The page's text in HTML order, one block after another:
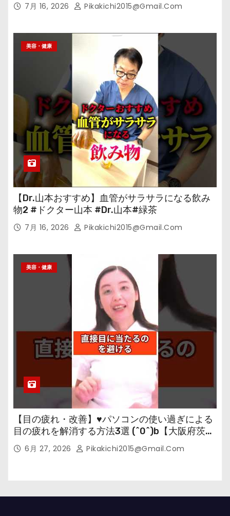
7月 16, 2026 Pikakichi2015@gmail.com
美容・健康
【Dr.山本おすすめ】血管がサラサラになる飲み
物2 #ドクター山本 #Dr.山本#緑茶
7月 16, 2026 Pikakichi2015@gmail.com
美容・健康
【目の疲れ・改善】♥パソコンの使い過ぎによる
目の疲れを解消する方法3選 (^0^)b【大阪府茨木
市の女性・美容鍼灸・整体師が教えます。】
6月 27, 2026 Pikakichi2015@gmail.com